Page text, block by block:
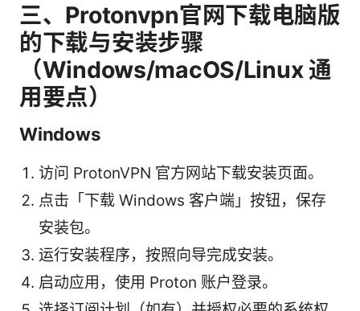
三、Protonvpn官网下载电脑版
的下载与安装步骤
（Windows/macOS/Linux 通
用要点）
Windows
访问 ProtonVPN 官方网站下载安装页面。
点击「下载 Windows 客户端」按钮，保存
安装包。
运行安装程序，按照向导完成安装。
启动应用，使用 Proton 账户登录。